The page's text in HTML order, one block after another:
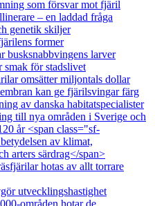
som försvar mot fjäril
– en laddad fråga
genetik skiljer
former
busksnabbvingens larver
smak för stadslivet
omsätter miljontals dollar
kan ge fjärilsvingar färg
av danska habitatspecialister
till nya områden i Sverige och
år <span class="sf-
av klimat,
arters särdrag</span>
hotas av allt torrare
utvecklingshastighet
områden hotar de